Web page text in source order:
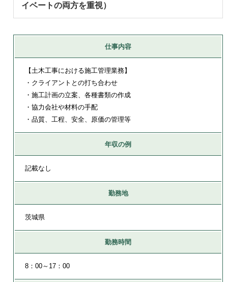
イベートの両方を重視）
仕事内容
【土木工事における施工管理業務】
・クライアントとの打ち合わせ
・施工計画の立案、各種書類の作成
・協力会社や材料の手配
・品質、工程、安全、原価の管理等
年収の例
記載なし
勤務地
茨城県
勤務時間
8：00～17：00